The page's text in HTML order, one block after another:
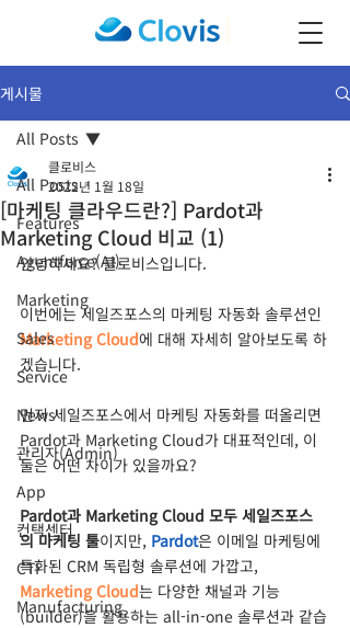
게시물
All Posts
Features
Agentforce(AI)
Marketing
Sales
Service
News
관리자(Admin)
App
컨택센터
CTI
Manufacturing
All Posts
[마케팅 클라우드란?] Pardot과
Marketing Cloud 비교 (1)
클로비스
2022년 1월 18일
안녕하세요? 클로비스입니다.
이번에는 세일즈포스의 마케팅 자동화 솔루션인
Marketing Cloud에 대해 자세히 알아보도록 하
겠습니다.
먼저 세일즈포스에서 마케팅 자동화를 떠올리면
Pardot과 Marketing Cloud가 대표적인데, 이
둘은 어떤 차이가 있을까요?
Pardot과 Marketing Cloud 모두 세일즈포스
의 마케팅 툴이지만, Pardot은 이메일 마케팅에
특화된 CRM 독립형 솔루션에 가깝고,
Marketing Cloud는 다양한 채널과 기능
(builder)을 활용하는 all-in-one 솔루션과 같습